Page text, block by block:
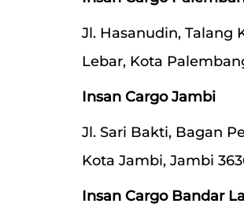
Jl. Hasanudin, Talang
Lebar, Kota
Insan Cargo Jambi
Jl. Sari Bakti, Bagan
Kota Jambi, Jambi
Insan Cargo Bandar